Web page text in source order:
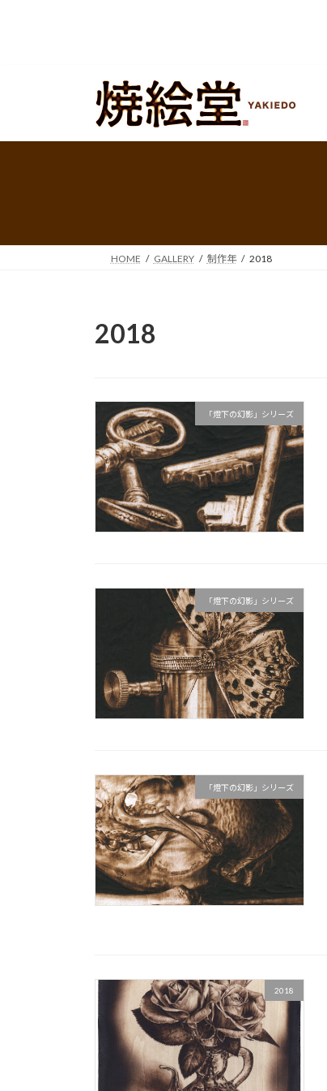
プ
動
HOME GALLERY 制作年 2018
2018
「燈下の幻影」シリーズ
「燈下の幻影」シリーズ
「燈下の幻影」シリーズ
2018